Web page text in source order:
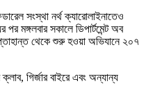
সংস্থা নর্থ ক্যারোলাইনাতেও
মঙ্গলবার সকালে ডিপার্টমেন্ট অব
থেকে শুরু হওয়া অভিযানে ২০৭
ক্লাব, গির্জার বাইরে এবং অন্যান্য